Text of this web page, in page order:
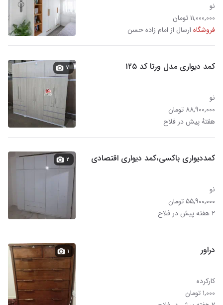
نو
۱۱,۰۰۰,۰۰۰ تومان
فروشگاه ارسال از امام زاده حسن
کمد دیواری مدل ورتا کد ۱۲۵
نو
۸۸,۹۰۰,۰۰۰ تومان
هفتهٔ پیش در فلاح
۷
کمددیواری باکسی،کمد دیواری اقتصادی
نو
۵۵,۹۰۰,۰۰۰ تومان
۲ هفته پیش در فلاح
۲
دراور
کارکرده
۱,۰۰۰ تومان
۱